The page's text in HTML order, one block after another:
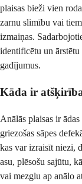
plaisas bieži vien
zarnu slimību vai
izmaiņas.
identificētu un
gadījumus.
Kāda ir
Anālās plaisas ir
griezošas sāpes
kas var izraisīt niezi,
asu, plēsošu sajūtu,
vai mezglu ap anālo